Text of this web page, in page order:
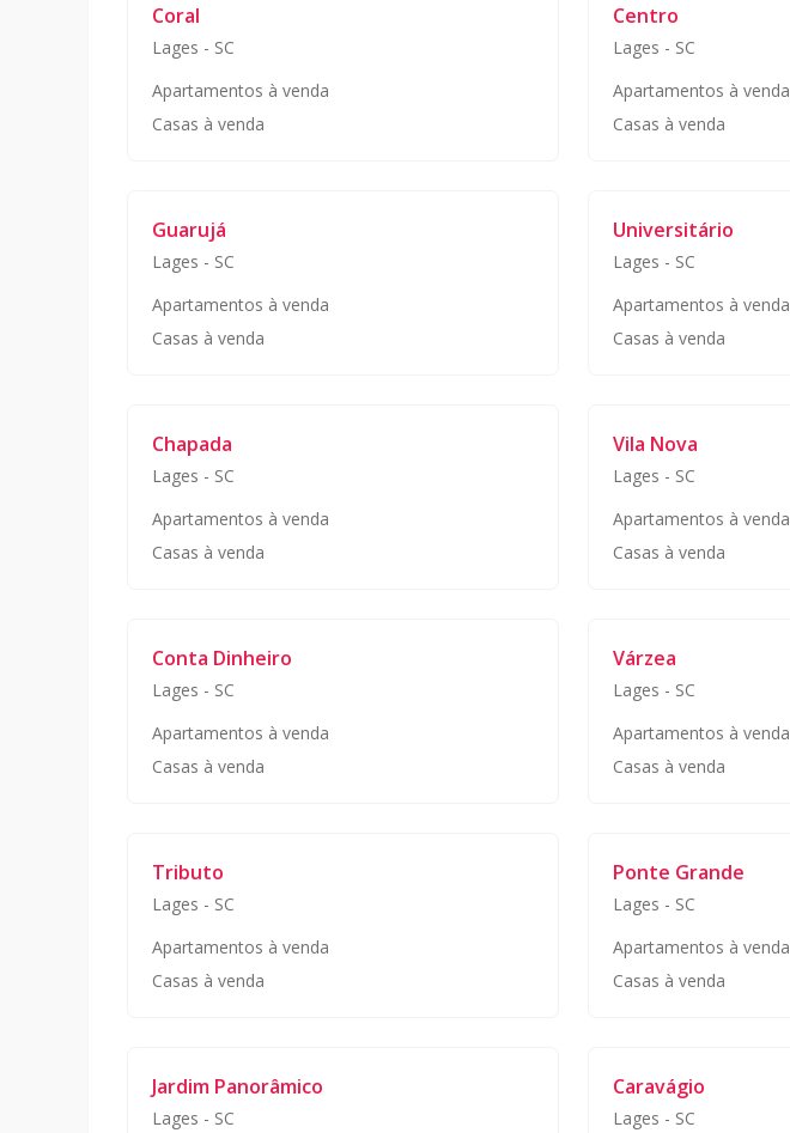
Coral
Lages - SC
Apartamentos à venda
Casas à venda
Centro
Lages - SC
Apartamentos à venda
Casas à venda
Guarujá
Lages - SC
Apartamentos à venda
Casas à venda
Universitário
Lages - SC
Apartamentos à venda
Casas à venda
Chapada
Lages - SC
Apartamentos à venda
Casas à venda
Vila Nova
Lages - SC
Apartamentos à venda
Casas à venda
Conta Dinheiro
Lages - SC
Apartamentos à venda
Casas à venda
Várzea
Lages - SC
Apartamentos à venda
Casas à venda
Tributo
Lages - SC
Apartamentos à venda
Casas à venda
Ponte Grande
Lages - SC
Apartamentos à venda
Casas à venda
Jardim Panorâmico
Lages - SC
Caravágio
Lages - SC